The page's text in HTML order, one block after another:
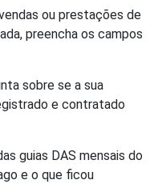
ou prestações de
preencha os campos
sobre se a sua
e contratado
guias DAS mensais do
e o que ficou